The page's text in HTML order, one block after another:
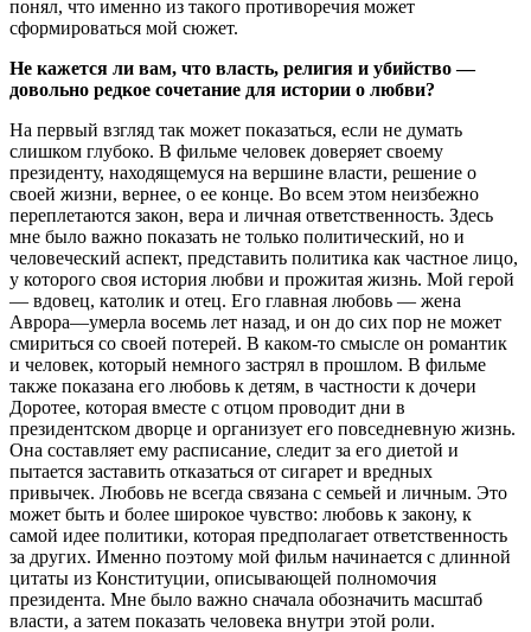
понял, что именно из такого противоречия может
сформироваться мой сюжет.
Не кажется ли вам, что власть, религия и убийство —
довольно редкое сочетание для истории о любви?
На первый взгляд так может показаться, если не думать
слишком глубоко. В фильме человек доверяет своему
президенту, находящемуся на вершине власти, решение о
своей жизни, вернее, о ее конце. Во всем этом неизбежно
переплетаются закон, вера и личная ответственность. Здесь
мне было важно показать не только политический, но и
человеческий аспект, представить политика как частное лицо,
у которого своя история любви и прожитая жизнь. Мой герой
— вдовец, католик и отец. Его главная любовь — жена
Аврора—умерла восемь лет назад, и он до сих пор не может
смириться со своей потерей. В каком-то смысле он романтик
и человек, который немного застрял в прошлом. В фильме
также показана его любовь к детям, в частности к дочери
Доротее, которая вместе с отцом проводит дни в
президентском дворце и организует его повседневную жизнь.
Она составляет ему расписание, следит за его диетой и
пытается заставить отказаться от сигарет и вредных
привычек. Любовь не всегда связана с семьей и личным. Это
может быть и более широкое чувство: любовь к закону, к
самой идее политики, которая предполагает ответственность
за других. Именно поэтому мой фильм начинается с длинной
цитаты из Конституции, описывающей полномочия
президента. Мне было важно сначала обозначить масштаб
власти, а затем показать человека внутри этой роли.